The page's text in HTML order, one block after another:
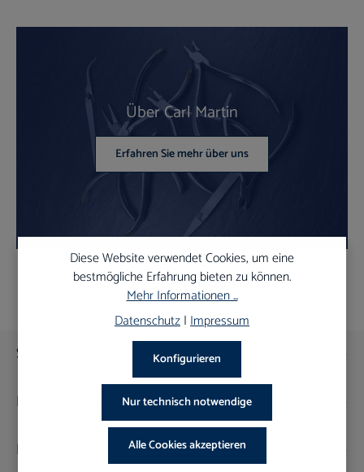
Über Carl Martin
Erfahren Sie mehr über uns
Service-Hotline
Informationen
Rechtliches
Diese Website verwendet Cookies, um eine
bestmögliche Erfahrung bieten zu können.
Mehr Informationen ...
Datenschutz|Impressum
Nur technisch notwendige
Konfigurieren
Alle Cookies akzeptieren